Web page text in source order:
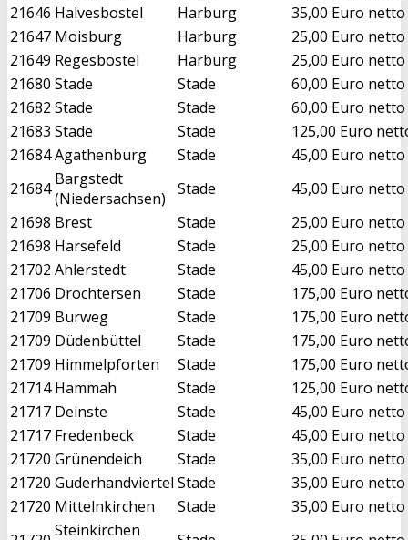
21646 Halvesbostel Harburg
35,00 Euro netto
21647 Moisburg Harburg
25,00 Euro netto
21649 Regesbostel Harburg
25,00 Euro netto
21680 Stade Stade
60,00 Euro netto
21682 Stade Stade
60,00 Euro netto
21683 Stade Stade
125,00 Euro
21684Agathenburg Stade
45,00 Euro netto
21684 Bargstedt
(Niedersachsen)
Stade
45,00 Euro netto
21698 Brest Stade
25,00 Euro netto
21698 Harsefeld Stade
25,00 Euro netto
21702 Ahlerstedt Stade
45,00 Euro netto
21706 Drochtersen Stade
175,00 Euro
21709 Burweg Stade
175,00 Euro
21709 Düdenbüttel Stade
175,00 Euro
21709 Himmelpforten Stade
175,00 Euro
21714 Hammah Stade
125,00 Euro
21717 Deinste Stade
45,00 Euro netto
21717 Fredenbeck Stade
45,00 Euro netto
21720 Grünendeich Stade
35,00 Euro netto
21720 Guderhandviertel Stade
35,00 Euro netto
21720 Mittelnkirchen Stade
35,00 Euro netto
Steinkirchen